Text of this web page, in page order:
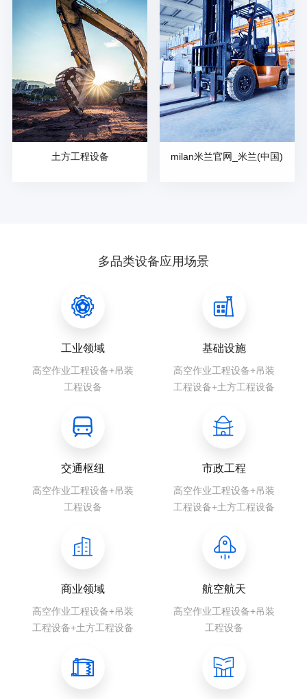
土方工程设备 milan米兰官网_米兰(中国)
多品类设备应用场景
工业领域
高空作业工程设备+吊装
工程设备
基础设施
高空作业工程设备+吊装
工程设备+土方工程设备
交通枢纽
高空作业工程设备+吊装
工程设备
市政工程
高空作业工程设备+吊装
工程设备+土方工程设备
商业领域
高空作业工程设备+吊装
工程设备+土方工程设备
航空航天
高空作业工程设备+吊装
工程设备